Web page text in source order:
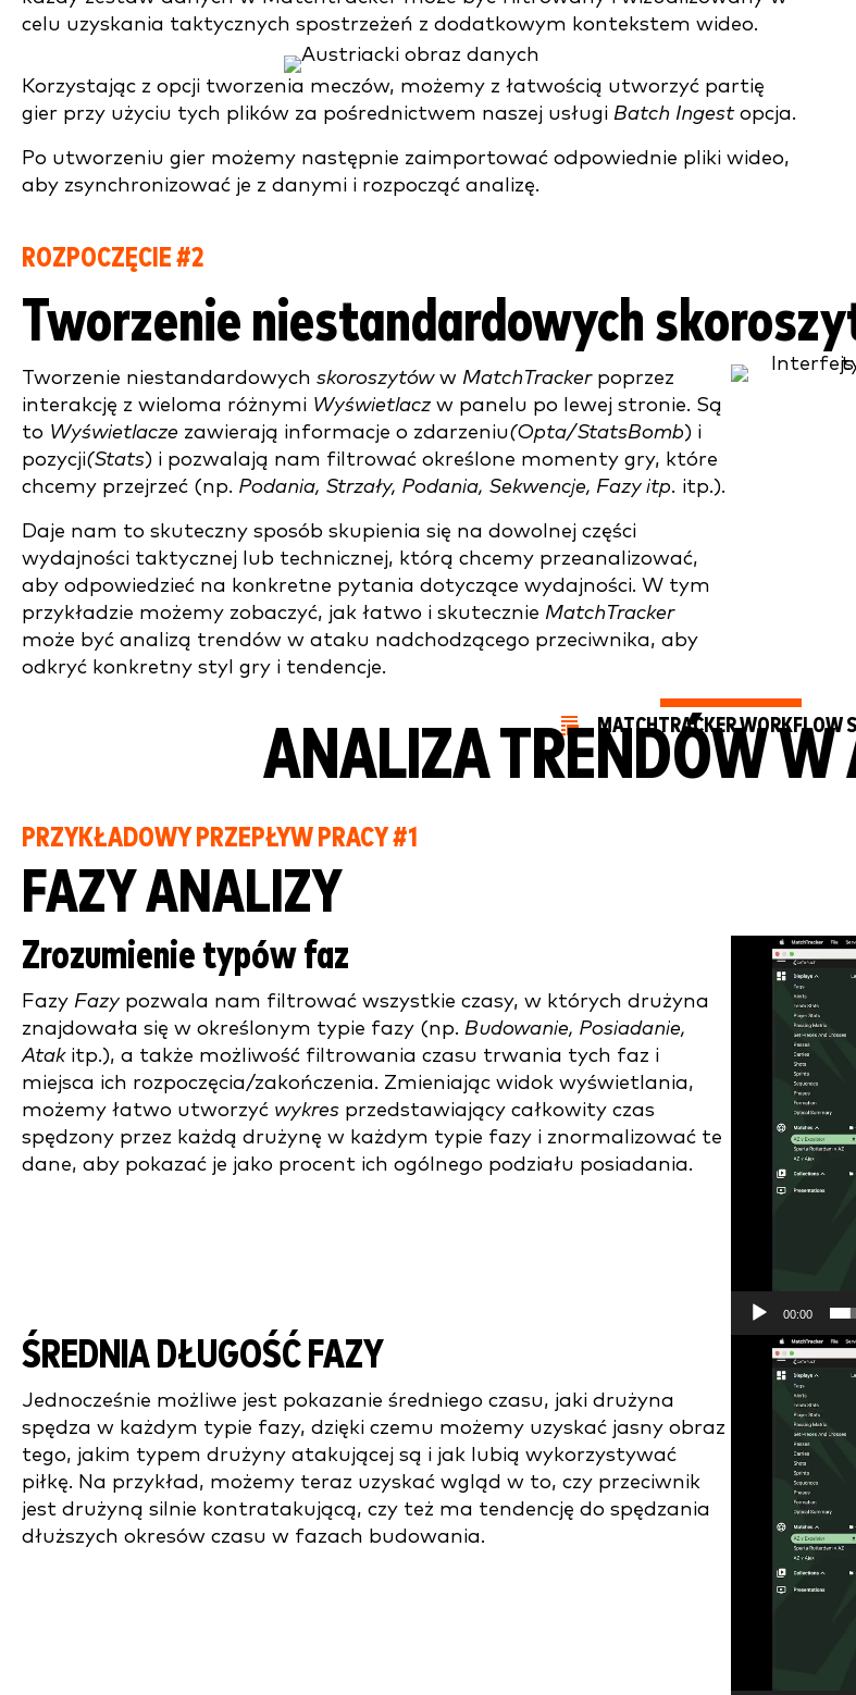
celu uzyskania taktycznych spostrzeżeń z dodatkowym kontekstem wideo.
Korzystając z opcji tworzenia meczów, możemy z łatwością utworzyć partię
gier przy użyciu tych plików za pośrednictwem naszej usługi Batch Ingestopcja.
Po utworzeniu gier możemy następnie zaimportować odpowiednie pliki wideo,
aby zsynchronizować je z danymi i rozpocząć analizę.
ROZPOCZĘCIE #2
Tworzenie niestandardowych
Tworzenie niestandardowych skoroszytóww MatchTrackerpoprzez
interakcję z wieloma różnymi Wyświetlacz w panelu po lewej stronie. Są
to Wyświetlacze zawierają informacje o zdarzeniu(Opta/StatsBomb) i
pozycji(Stats) i pozwalają nam filtrować określone momenty gry, które
chcemy przejrzeć (np. Podania, Strzały, Podania, Sekwencje, Fazy itp. itp.).
Daje nam to skuteczny sposób skupienia się na dowolnej części
wydajności taktycznej lub technicznej, którą chcemy przeanalizować,
aby odpowiedzieć na konkretne pytania dotyczące wydajności. W tym
przykładzie możemy zobaczyć, jak łatwo i skutecznie MatchTracker
może być analizą trendów w ataku nadchodzącego przeciwnika, aby
odkryć konkretny styl gry i tendencje.
MATCHTRACKER WORKFLOW
ANALIZA TRENDÓW W
PRZYKŁADOWY PRZEPŁYW PRACY #1
FAZY ANALIZY
Zrozumienie typów faz
Fazy Fazy pozwala nam filtrować wszystkie czasy, w których drużyna
znajdowała się w określonym typie fazy (np. Budowanie, Posiadanie,
Atakitp.), a także możliwość filtrowania czasu trwania tych faz i
miejsca ich rozpoczęcia/zakończenia. Zmieniając widok wyświetlania,
możemy łatwo utworzyć wykres przedstawiający całkowity czas
spędzony przez każdą drużynę w każdym typie fazy i znormalizować te
dane, aby pokazać je jako procent ich ogólnego podziału posiadania.
Video
Player
00:00
ŚREDNIA DŁUGOŚĆ FAZY
Jednocześnie możliwe jest pokazanie średniego czasu, jaki drużyna
spędza w każdym typie fazy, dzięki czemu możemy uzyskać jasny obraz
tego, jakim typem drużyny atakującej są i jak lubią wykorzystywać
piłkę. Na przykład, możemy teraz uzyskać wgląd w to, czy przeciwnik
jest drużyną silnie kontratakującą, czy też ma tendencję do spędzania
dłuższych okresów czasu w fazach budowania.
Video
Player